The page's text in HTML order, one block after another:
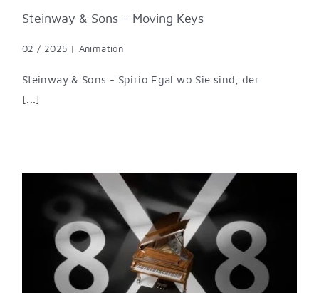
Steinway & Sons – Moving Keys
02 / 2025 | Animation
Steinway & Sons - Spirio Egal wo Sie sind, der
[...]